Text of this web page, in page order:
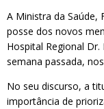
A Ministra da Saúde,
posse dos novos
Hospital Regional
semana passada,
No seu discurso, a
importância de